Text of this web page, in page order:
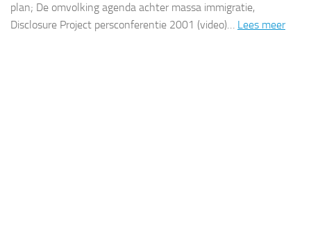
plan; De omvolking agenda achter massa immigratie,
Disclosure Project persconferentie 2001 (video)… Lees meer